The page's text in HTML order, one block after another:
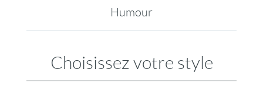
Humour
Choisissez votre style